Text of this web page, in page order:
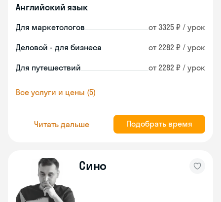
Английский язык
Для маркетологов от 3325 ₽ / урок
Деловой - для бизнеса от 2282 ₽ / урок
Для путешествий от 2282 ₽ / урок
Все услуги и цены (5)
Читать дальше Подобрать время
Сино